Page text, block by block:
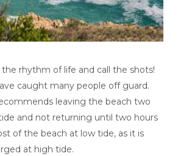
rhythm of life and call the shots!
caught many people off guard.
leaving the beach two
and not returning until two hours
of the beach at low tide, as it is
at high tide.